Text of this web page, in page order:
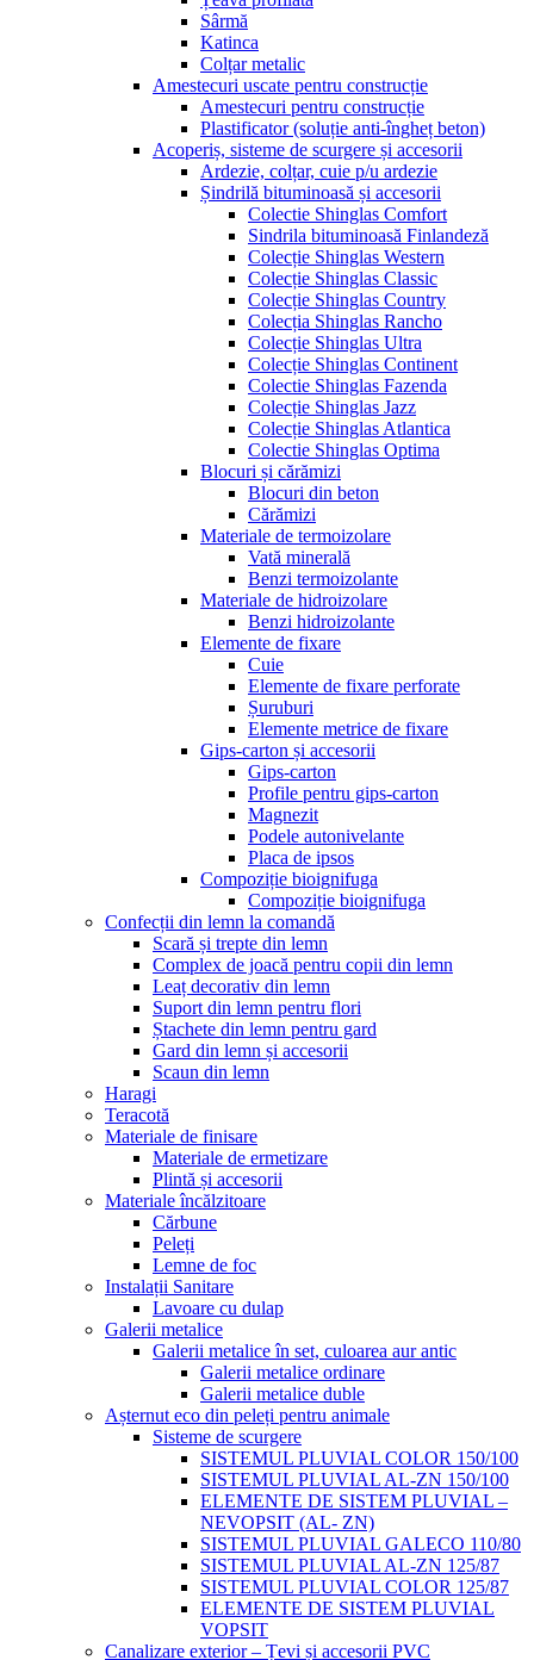
Sârmă
Katinca
Colțar metalic
Amestecuri uscate pentru construcție
Amestecuri pentru construcție
Plastificator (soluție anti-îngheț beton)
Acoperiș, sisteme de scurgere și accesorii
Ardezie, colțar, cuie p/u ardezie
Șindrilă bituminoasă și accesorii
Colectie Shinglas Comfort
Sindrila bituminoasă Finlandeză
Colecție Shinglas Western
Colecție Shinglas Classic
Colecție Shinglas Country
Colecția Shinglas Rancho
Colecție Shinglas Ultra
Colecție Shinglas Continent
Colectie Shinglas Fazenda
Colecție Shinglas Jazz
Colecție Shinglas Atlantica
Colectie Shinglas Optima
Blocuri și cărămizi
Blocuri din beton
Cărămizi
Materiale de termoizolare
Vată minerală
Benzi termoizolante
Materiale de hidroizolare
Benzi hidroizolante
Elemente de fixare
Cuie
Elemente de fixare perforate
Șuruburi
Elemente metrice de fixare
Gips-carton și accesorii
Gips-carton
Profile pentru gips-carton
Magnezit
Podele autonivelante
Placa de ipsos
Compoziție bioignifuga
Compoziție bioignifuga
Confecții din lemn la comandă
Scară și trepte din lemn
Complex de joacă pentru copii din lemn
Leaț decorativ din lemn
Suport din lemn pentru flori
Ștachete din lemn pentru gard
Gard din lemn și accesorii
Scaun din lemn
Haragi
Teracotă
Materiale de finisare
Materiale de ermetizare
Plintă și accesorii
Materiale încălzitoare
Cărbune
Peleți
Lemne de foc
Instalații Sanitare
Lavoare cu dulap
Galerii metalice
Galerii metalice în set, culoarea aur antic
Galerii metalice ordinare
Galerii metalice duble
Așternut eco din peleți pentru animale
Sisteme de scurgere
SISTEMUL PLUVIAL COLOR 150/100
SISTEMUL PLUVIAL AL-ZN 150/100
ELEMENTE DE SISTEM PLUVIAL –
NEVOPSIT (AL- ZN)
SISTEMUL PLUVIAL GALECO 110/80
SISTEMUL PLUVIAL AL-ZN 125/87
SISTEMUL PLUVIAL COLOR 125/87
ELEMENTE DE SISTEM PLUVIAL
VOPSIT
Canalizare exterior – Țevi și accesorii PVC